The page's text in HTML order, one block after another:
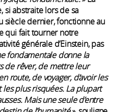
si abstraite lors de sa
siècle dernier, fonctionne au
qui fait tourner notre
générale d’Einstein, pas
fondamentale donne la
de rêver, de mettre leur
route, de voyager, d’avoir les
plus risquées. La plupart
Mais une seule d’entre